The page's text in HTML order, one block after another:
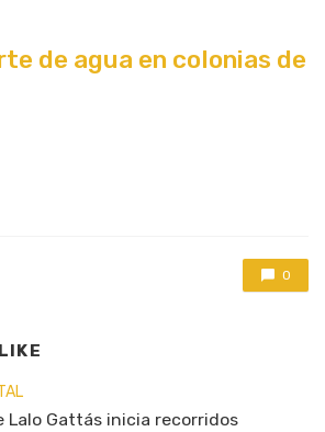
de agua en colonias de
0
Lalo Gattás inicia recorridos